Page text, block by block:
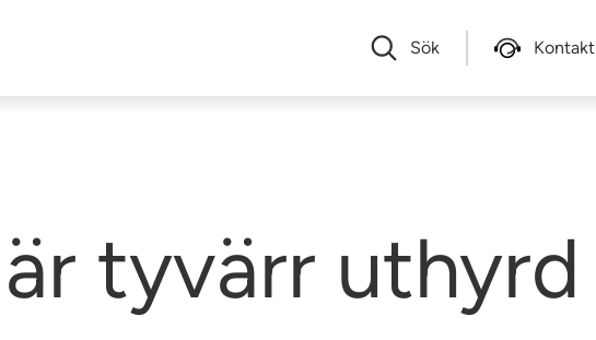
Sök Kontakt
tyvärr uthyrd